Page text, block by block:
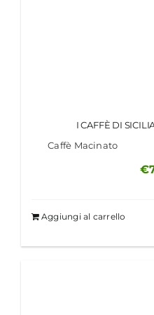
I CAFFÈ DI
Caffè Macinato
€
Aggiungi al carrello